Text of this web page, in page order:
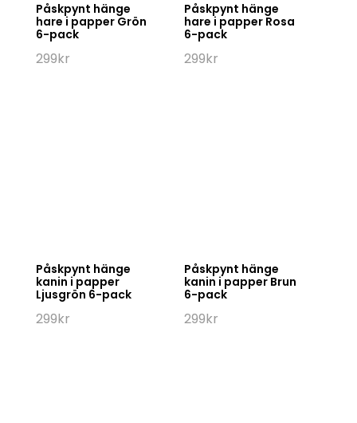
Påskpynt hänge
hare i papper Grön
6-pack
299kr
Påskpynt hänge
hare i papper Rosa
6-pack
299kr
Påskpynt hänge
kanin i papper
Ljusgrön 6-pack
299kr
Påskpynt hänge
kanin i papper Brun
6-pack
299kr